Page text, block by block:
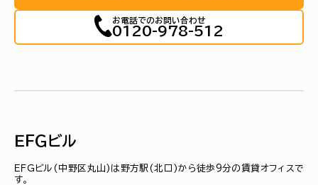
お電話でのお問い合わせ
0120-978-512
ＥＦＧビル
ＥＦＧビル(中野区丸山)は野方駅(北口)から徒歩9分の賃貸オフィスで
す。